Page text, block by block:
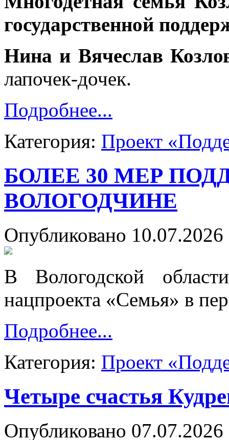
государственной
Нина и Вячеслав
лапочек-дочек.
Подробнее...
Категория: Проект
БОЛЕЕ 30 МЕР
ВОЛОГОДЧИНЕ
Опубликовано
В Вологодской
нацпроекта «Семья» в
Подробнее...
Категория: Проект
Четыре счастья
Опубликовано